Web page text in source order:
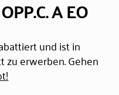
A EO
und ist in
zu erwerben. Gehen